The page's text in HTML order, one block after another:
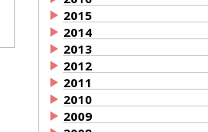
2015
2014
2013
2012
2011
2010
2009